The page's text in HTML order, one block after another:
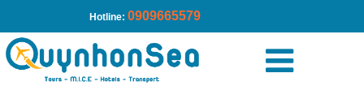
Hotline: 0909665579